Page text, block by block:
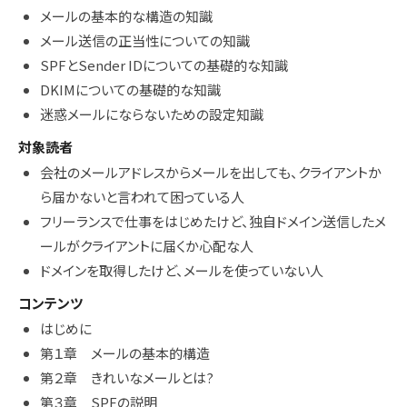
メールの基本的な構造の知識
メール送信の正当性についての知識
SPFとSender IDについての基礎的な知識
DKIMについての基礎的な知識
迷惑メールにならないための設定知識
対象読者
会社のメールアドレスからメールを出しても、クライアントか
ら届かないと言われて困っている人
フリーランスで仕事をはじめたけど、独自ドメイン送信したメ
ールがクライアントに届くか心配な人
ドメインを取得したけど、メールを使っていない人
コンテンツ
はじめに
第１章 メールの基本的構造
第２章 きれいなメールとは?
第３章 SPFの説明